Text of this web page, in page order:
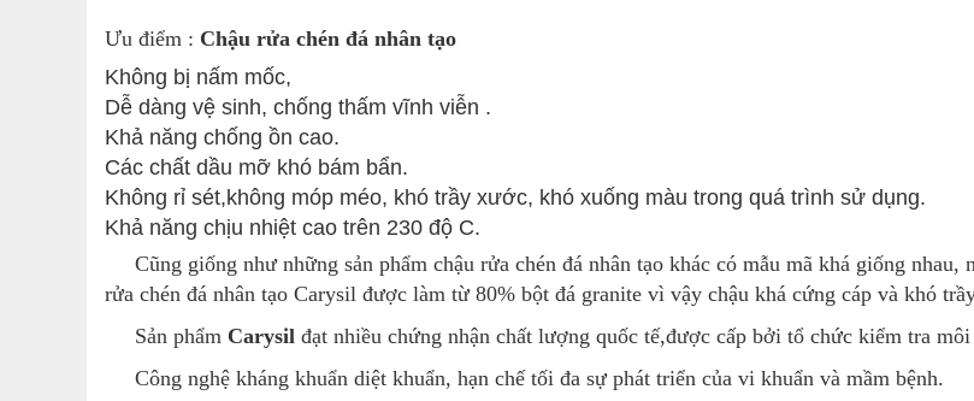
Ưu điểm : Chậu rửa chén đá nhân tạo
Không bị nấm mốc,
Dễ dàng vệ sinh, chống thấm vĩnh viễn .
Khả năng chống ồn cao.
Các chất dầu mỡ khó bám bẩn.
Không rỉ sét,không móp méo, khó trầy xước, khó xuống màu trong quá trình sử dụng.
Khả năng chịu nhiệt cao trên 230 độ C.
Cũng giống như những sản phẩm chậu rửa chén đá nhân tạo khác có mẫu mã khá giống
rửa chén đá nhân tạo Carysil được làm từ 80% bột đá granite vì vậy chậu khá cứng cáp và khó
Sản phẩm Carysil đạt nhiều chứng nhận chất lượng quốc tế,được cấp bởi tổ chức kiểm tra
Công nghệ kháng khuẩn diệt khuẩn, hạn chế tối đa sự phát triển của vi khuẩn và mầm bệnh.